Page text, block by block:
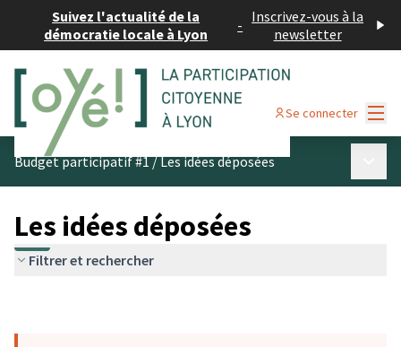
Suivez l'actualité de la
démocratie locale à Lyon
- Inscrivez-vous à la
newsletter
Se connecter
Budget participatif #1/Les idées déposées
Les idées déposées
Filtrer et rechercher